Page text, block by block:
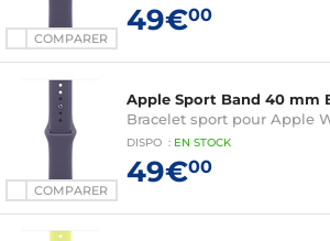
COMPARER
49€00
COMPARER
Apple Sport Band 40 mm
Bracelet sport pour Apple
DISPO : EN STOCK
49€00